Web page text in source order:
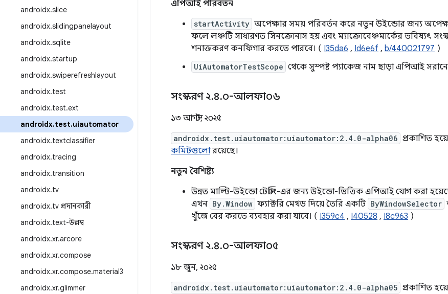
androidx.slice
androidx.slidingpanelayout
androidx.sqlite
androidx.startup
androidx.swiperefreshlayout
androidx.test
androidx.test.ext
androidx.test.uiautomator
androidx.textclassifier
androidx.tracing
androidx.transition
androidx.tv
androidx.tv প্রদানকারী
androidx.text-উল্লম্ব
androidx.xr.arcore
androidx.xr.compose
androidx.xr.compose.material3
androidx.xr.glimmer
এপিআই পরিবর্তন
startActivity অপেক্ষার সময় পরিবর্তন করে নতুন উইন্ডোর জন্য
ফলে লঞ্চটি সাধারণত সিনক্রোনাস হয় এবং ম্যাক্রোবেঞ্চমার্কের ভবিষ্যৎ
শনাক্তকরণ কনফিগার করতে পারবে। ( I35da6 , Id6e6f , b/440021797 )
UiAutomatorTestScope থেকে সুস্পষ্ট প্যাকেজ নাম ছাড়া এপিআই
সংস্করণ ২.৪.০-আলফা০৬
১৩ আগস্ট, ২০২৫
androidx.test.uiautomator:uiautomator:2.4.0-alpha06 প্রকাশিত
কমিটগুলোরয়েছে।
নতুন বৈশিষ্ট্য
উন্নত মাল্টি-উইন্ডো টেস্টিং-এর জন্য উইন্ডো-ভিত্তিক এপিআই যোগ করা
এখন By.Window ফ্যাক্টরি মেথড দিয়ে তৈরি একটি ByWindowSelector
খুঁজে বের করতে ব্যবহার করা যাবে। ( I359c4 , I40528 , I8c963 )
সংস্করণ ২.৪.০-আলফা০৫
১৮ জুন, ২০২৫
androidx.test.uiautomator:uiautomator:2.4.0-alpha05 প্রকাশিত